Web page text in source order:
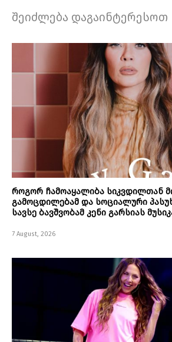
შეიძლება დაგაინტერესოთ
როგორ ჩამოაყალიბა სიკვდილთან
გამოცდილებამ და სოციალური
სავსე ბავშვობამ კენი გარსიას
7 August, 2026